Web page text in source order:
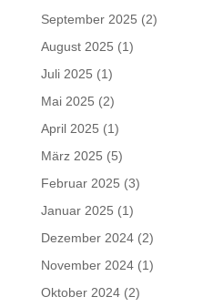
September 2025 (2)
August 2025 (1)
Juli 2025 (1)
Mai 2025 (2)
April 2025 (1)
März 2025 (5)
Februar 2025 (3)
Januar 2025 (1)
Dezember 2024(2)
November 2024(1)
Oktober 2024(2)